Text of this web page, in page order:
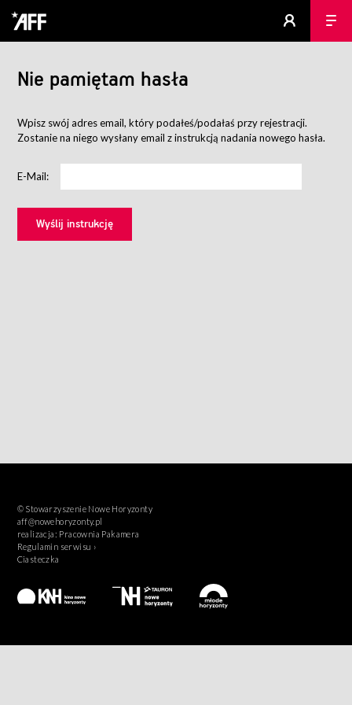
Nie pamiętam hasła
Wpisz swój adres email, który podałeś/podałaś przy rejestracji.
Zostanie na niego wysłany email z instrukcją nadania nowego hasła.
E-Mail:
© Stowarzyszenie Nowe Horyzonty
aff@nowehoryzonty.pl
realizacja: Pracownia Pakamera
Regulamin serwisu ›
Ciasteczka